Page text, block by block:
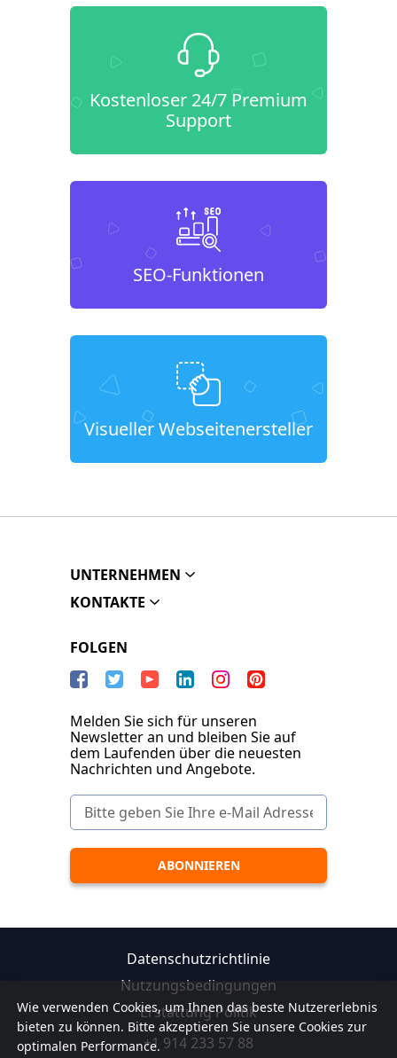
Kostenloser 24/7 Premium
Support
SEO-Funktionen
Visueller Webseitenersteller
Wie verwenden Cookies, um Ihnen das beste Nutzererlebnis
bieten zu können. Bitte akzeptieren Sie unsere Cookies zur
optimalen Performance.
UNTERNEHMEN
KONTAKTE
FOLGEN
Melden Sie sich für unseren
Newsletter an und bleiben Sie auf
dem Laufenden über die neuesten
Nachrichten und Angebote.
Datenschutzrichtlinie
Nutzungsbedingungen
Erstattung Politik
+1 914 233 57 88